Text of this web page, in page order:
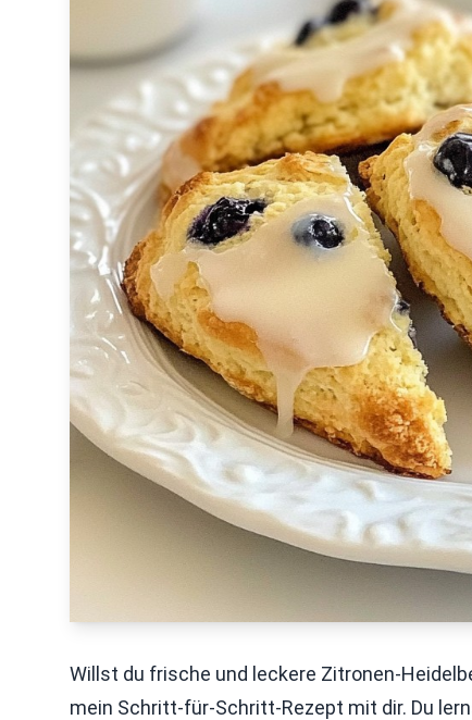
Willst du frische und leckere Zitronen-
mein Schritt-für-Schritt-Rezept mit dir. Du